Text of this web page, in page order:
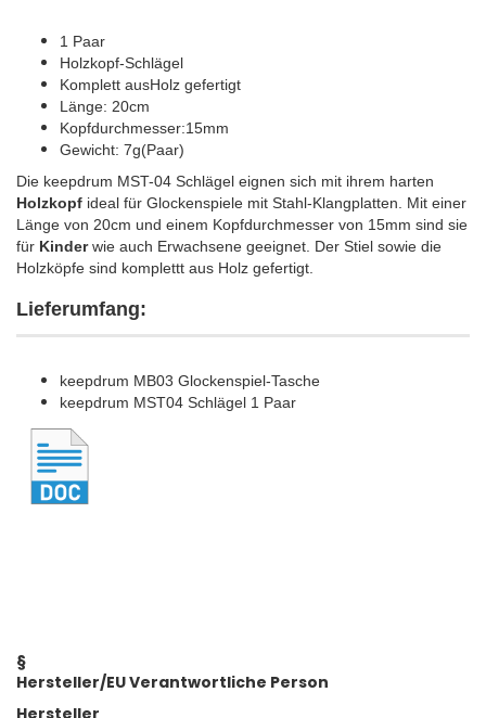
1 Paar
Holzkopf-Schlägel
Komplett ausHolz gefertigt
Länge: 20cm
Kopfdurchmesser:15mm
Gewicht: 7g(Paar)
Die keepdrum MST-04 Schlägel eignen sich mit ihrem harten
Holzkopf ideal für Glockenspiele mit Stahl-Klangplatten. Mit einer
Länge von 20cm und einem Kopfdurchmesser von 15mm sind sie
für Kinderwie auch Erwachsene geeignet. Der Stiel sowie die
Holzköpfe sind komplettt aus Holz gefertigt.
Lieferumfang:
keepdrum MB03 Glockenspiel-Tasche
keepdrum MST04 Schlägel 1 Paar
§
Hersteller/EU Verantwortliche Person